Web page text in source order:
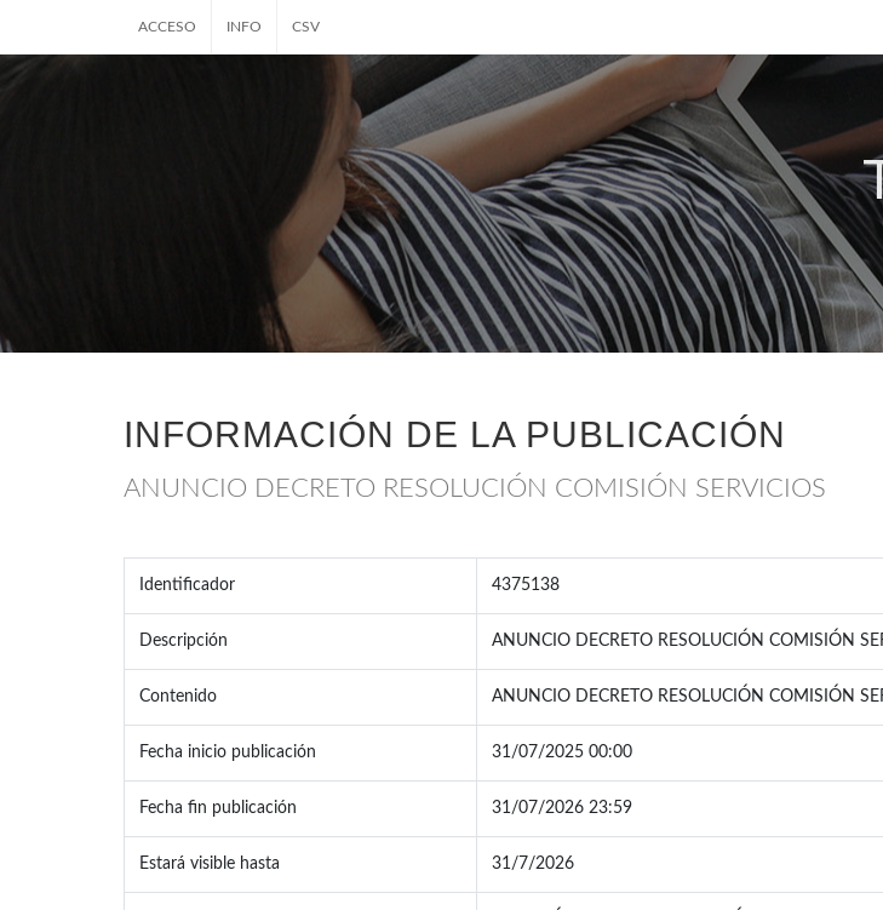
ACCESO INFO CSV
INFORMACIÓN DE LA PUBLICACIÓN
ANUNCIO DECRETO RESOLUCIÓN COMISIÓN SERVICIOS
Identificador 4375138
Descripción ANUNCIO DECRETO RESOLUCIÓN COMISIÓN
Contenido ANUNCIO DECRETO RESOLUCIÓN COMISIÓN
Fecha inicio publicación 31/07/2025 00:00
Fecha fin publicación 31/07/2026 23:59
Estará visible hasta 31/7/2026